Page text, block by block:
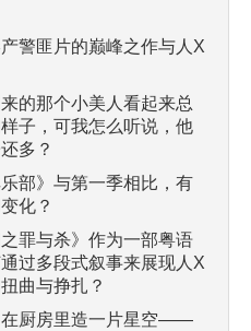
产警匪片的巅峰之作与人X
的那个小美人看起来总
子，可我怎么听说，他
多？
部》与第一季相比，有
化？
罪与杀》作为一部粤语
过多段式叙事来展现人X
曲与挣扎？
在厨房里造一片星空——